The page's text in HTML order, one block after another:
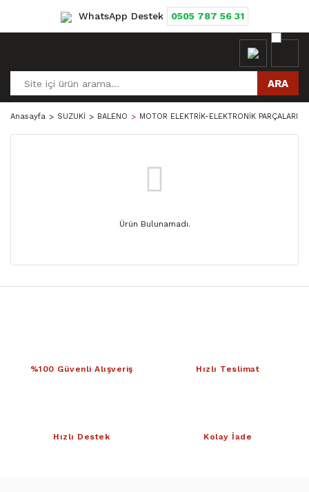
WhatsApp Destek 0505 787 56 31
ARA
Anasayfa SUZUKİ BALENO MOTOR ELEKTRİK-ELEKTRONİK PARÇALARI
Ürün Bulunamadı.
%100 Güvenli Alışveriş Hızlı Teslimat
Hızlı Destek Kolay İade